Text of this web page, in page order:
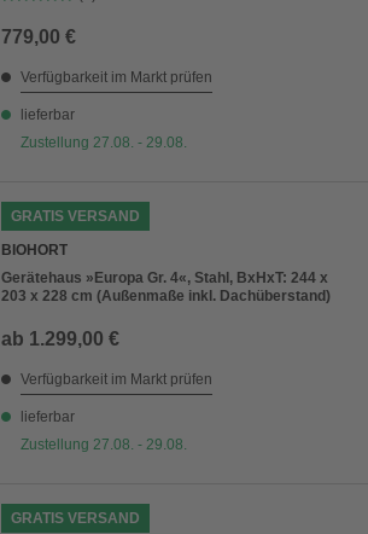
779,00 €
Verfügbarkeit im Markt prüfen
lieferbar
Zustellung 27.08. - 29.08.
GRATIS VERSAND
BIOHORT
Gerätehaus »Europa Gr. 4«, Stahl, BxHxT: 244 x
203 x 228 cm (Außenmaße inkl. Dachüberstand)
ab 1.299,00 €
Verfügbarkeit im Markt prüfen
lieferbar
Zustellung 27.08. - 29.08.
GRATIS VERSAND